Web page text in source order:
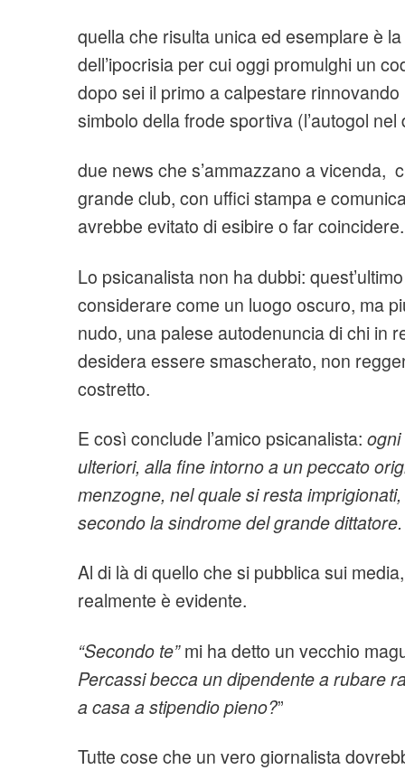
quella che risulta unica ed esemplare è
dell’ipocrisia per cui oggi promulghi un
dopo sei il primo a calpestare
simbolo della frode sportiva (l’autogol nel
due news che s’ammazzano a vicenda,
grande club, con uffici stampa e
avrebbe evitato di esibire o far coincidere.
Lo psicanalista non ha dubbi:
considerare come un luogo oscuro, ma
nudo, una palese autodenuncia di chi in
desidera essere smascherato, non
costretto.
E così conclude l’amico psicanalista:
ulteriori, alla fine intorno a un peccato
menzogne, nel quale si resta
secondo la sindrome del grande dittatore.
Al di là di quello che si pubblica sui
realmente è evidente.
“Secondo te”mi ha detto un vecchio
Percassi becca un dipendente a rubare
a casa a stipendio pieno?”
Tutte cose che un vero giornalista